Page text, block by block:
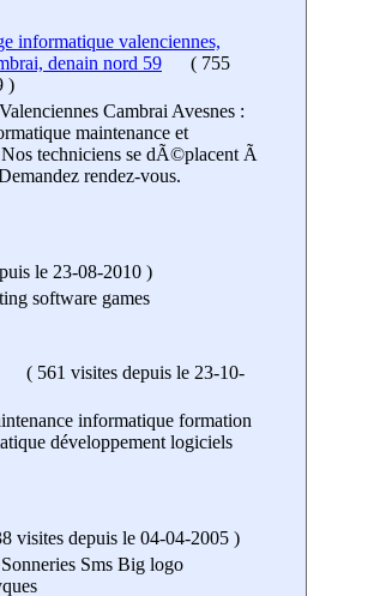
valenciennes,
denain nord 59 ( 755
)
Cambrai Avesnes :
maintenance et
techniciens se dÃ©placent Ã
rendez-vous.
le 23-08-2010 )
software games
( 561 visites depuis le 23-10-
informatique formation
développement logiciels
visites depuis le 04-04-2005 )
Sms Big logo